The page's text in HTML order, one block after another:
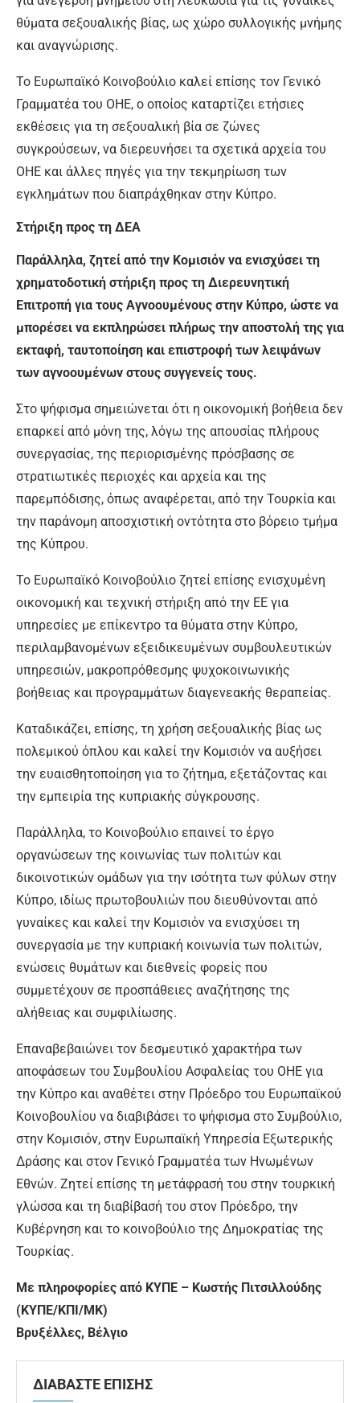
θύματα σεξουαλικής βίας, ως χώρο συλλογικής μνήμης
και αναγνώρισης.
Το Ευρωπαϊκό Κοινοβούλιο καλεί επίσης τον Γενικό
Γραμματέα του ΟΗΕ, ο οποίος καταρτίζει ετήσιες
εκθέσεις για τη σεξουαλική βία σε ζώνες
συγκρούσεων, να διερευνήσει τα σχετικά αρχεία του
ΟΗΕ και άλλες πηγές για την τεκμηρίωση των
εγκλημάτων που διαπράχθηκαν στην Κύπρο.
Στήριξη προς τη ΔΕΑ
Παράλληλα, ζητεί από την Κομισιόν να ενισχύσει τη
χρηματοδοτική στήριξη προς τη Διερευνητική
Επιτροπή για τους Αγνοουμένους στην Κύπρο, ώστε να
μπορέσει να εκπληρώσει πλήρως την αποστολή της για
εκταφή, ταυτοποίηση και επιστροφή των λειψάνων
των αγνοουμένων στους συγγενείς τους.
Στο ψήφισμα σημειώνεται ότι η οικονομική βοήθεια δεν
επαρκεί από μόνη της, λόγω της απουσίας πλήρους
συνεργασίας, της περιορισμένης πρόσβασης σε
στρατιωτικές περιοχές και αρχεία και της
παρεμπόδισης, όπως αναφέρεται, από την Τουρκία και
την παράνομη αποσχιστική οντότητα στο βόρειο τμήμα
της Κύπρου.
Το Ευρωπαϊκό Κοινοβούλιο ζητεί επίσης ενισχυμένη
οικονομική και τεχνική στήριξη από την ΕΕ για
υπηρεσίες με επίκεντρο τα θύματα στην Κύπρο,
περιλαμβανομένων εξειδικευμένων συμβουλευτικών
υπηρεσιών, μακροπρόθεσμης ψυχοκοινωνικής
βοήθειας και προγραμμάτων διαγενεακής θεραπείας.
Καταδικάζει, επίσης, τη χρήση σεξουαλικής βίας ως
πολεμικού όπλου και καλεί την Κομισιόν να αυξήσει
την ευαισθητοποίηση για το ζήτημα, εξετάζοντας και
την εμπειρία της κυπριακής σύγκρουσης.
Παράλληλα, το Κοινοβούλιο επαινεί το έργο
οργανώσεων της κοινωνίας των πολιτών και
δικοινοτικών ομάδων για την ισότητα των φύλων στην
Κύπρο, ιδίως πρωτοβουλιών που διευθύνονται από
γυναίκες και καλεί την Κομισιόν να ενισχύσει τη
συνεργασία με την κυπριακή κοινωνία των πολιτών,
ενώσεις θυμάτων και διεθνείς φορείς που
συμμετέχουν σε προσπάθειες αναζήτησης της
αλήθειας και συμφιλίωσης.
Επαναβεβαιώνει τον δεσμευτικό χαρακτήρα των
αποφάσεων του Συμβουλίου Ασφαλείας του ΟΗΕ για
την Κύπρο και αναθέτει στην Πρόεδρο του Ευρωπαϊκού
Κοινοβουλίου να διαβιβάσει το ψήφισμα στο Συμβούλιο,
στην Κομισιόν, στην Ευρωπαϊκή Υπηρεσία Εξωτερικής
Δράσης και στον Γενικό Γραμματέα των Ηνωμένων
Εθνών. Ζητεί επίσης τη μετάφρασή του στην τουρκική
γλώσσα και τη διαβίβασή του στον Πρόεδρο, την
Κυβέρνηση και το κοινοβούλιο της Δημοκρατίας της
Τουρκίας.
Με πληροφορίες από ΚΥΠΕ – Κωστής Πιτσιλλούδης
(ΚΥΠΕ/ΚΠΙ/ΜΚ)
Βρυξέλλες, Βέλγιο
ΔΙΑΒΑΣΤΕ ΕΠΙΣΗΣ